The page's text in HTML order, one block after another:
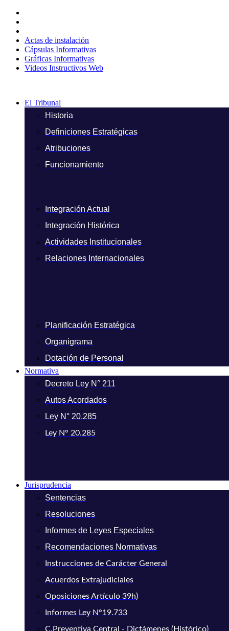
contenido
Actas de instalación
Cápsulas Informativas
Gráficas Informativas
Videos Instructivos Web
El Tribunal
Historia
Definiciones Estratégicas
Atribuciones
Funcionamiento
Integración Actual
Integración Histórica
Actividades Institucionales
Relaciones Internacionales
Planificación Estratégica
Organigrama
Dotación de Personal
Normativa
Decreto Ley N° 211
Autos Acordados
Ley N° 20.285
Ley N° 20.285
Jurisprudencia
Sentencias
Resoluciones
Informes de Leyes Especiales
Recomendaciones Normativas
Instrucciones de Carácter General
Acuerdos Extrajudiciales
Oposiciones Artículo 39h)
Informes Ley N°19.733
C.Preventiva Central - Dictámenes (Histórico)